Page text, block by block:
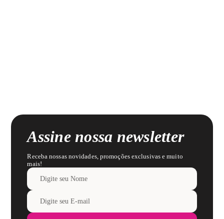
Assine nossa newsletter
Receba nossas novidades, promoções exclusivas e muito
mais!